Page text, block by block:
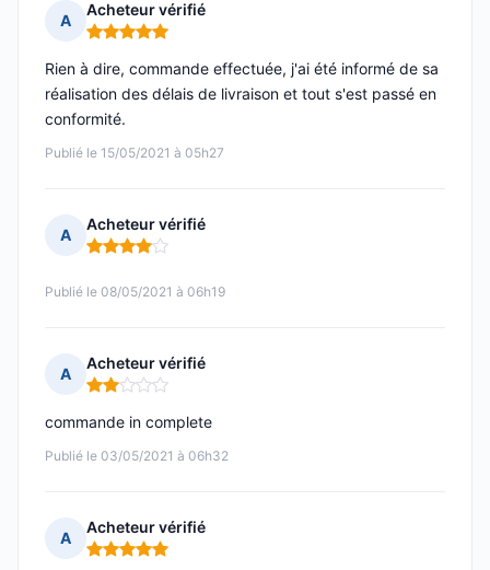
A
Acheteur vérifié
Note : 5 sur 5
Publié le 15/05/2021 à 05h27
Rien à dire, commande effectuée, j'ai été informé de sa
réalisation des délais de livraison et tout s'est passé en
conformité.
A
Acheteur vérifié
Note : 4 sur 5
Publié le 08/05/2021 à 06h19
A
Acheteur vérifié
Note : 2 sur 5
Publié le 03/05/2021 à 06h32
commande in complete
A
Acheteur vérifié
Note : 5 sur 5